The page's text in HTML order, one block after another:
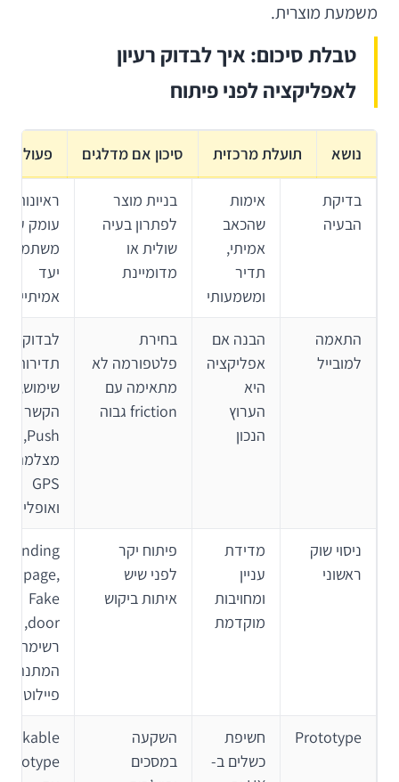
משמעת מוצרית.
טבלת סיכום: איך לבדוק רעיון
לאפליקציה לפני פיתוח
נושא תועלת מרכזית סיכון אם מדלגים פעולה
בדיקת
הבעיה
אימות
שהכאב
אמיתי,
תדיר
ומשמעותי
בניית מוצר
לפתרון בעיה
שולית או
מדומיינת
ראיונות
עומק עם
משתמשי
יעד
אמיתיים
התאמה
למובייל
הבנה אם
אפליקציה
היא
הערוץ
הנכון
בחירת
פלטפורמה לא
מתאימה עם
friction גבוה
לבדוק
תדירות
שימוש,
הקשר
Push,
מצלמה,
GPS
ואופליין
ניסוי שוק
ראשוני
מדידת
עניין
ומחויבות
מוקדמת
פיתוח יקר
לפני שיש
איתות ביקוש
Landing
page,
Fake
door,
רשימת
המתנה,
פיילוט
Prototype
חשיפת
כשלים ב-
השקעה
במסכים